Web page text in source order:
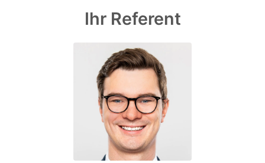
Ihr Referent